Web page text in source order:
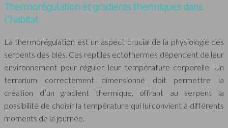
Thermorégulation et gradients thermiques dans
l’habitat
La thermorégulation est un aspect crucial de la physiologie des
serpents des blés. Ces reptiles ectothermes dépendent de leur
environnement pour réguler leur température corporelle. Un
terrarium correctement dimensionné doit permettre la
création d’un gradient thermique, offrant au serpent la
possibilité de choisir la température qui lui convient à différents
moments de la journée.